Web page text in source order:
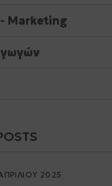
Marketing
2025